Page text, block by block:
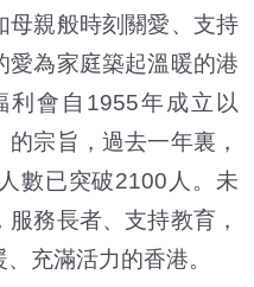
母親般時刻關愛、支持
愛為家庭築起溫暖的港
會自1955年成立以
宗旨，過去一年裏，
數已突破2100人。未
務長者、支持教育，
充滿活力的香港。